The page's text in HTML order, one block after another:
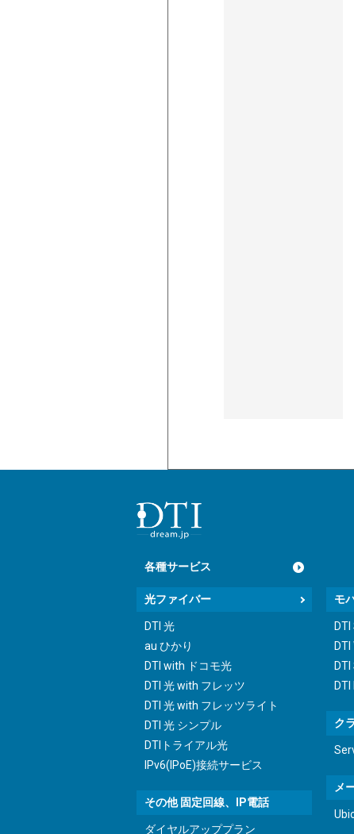
各種サービス
光ファイバー
DTI 光
au ひかり
DTI with ドコモ光
DTI 光 with フレッツ
DTI 光 with フレッツライト
DTI 光 シンプル
DTIトライアル光
IPv6(IPoE)接続サービス
その他 固定回線、IP電話
ダイヤルアッププラン
モ
DTI
DTI
ク
メ